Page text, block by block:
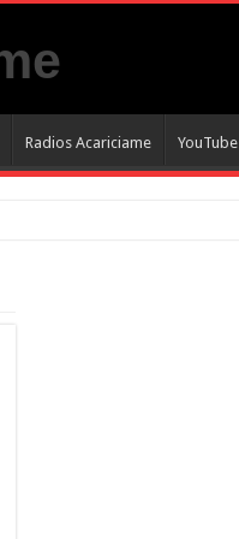
Radios Acariciame YouTube